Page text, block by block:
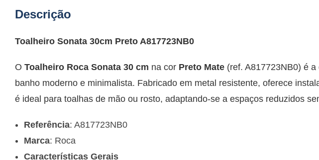
Descrição
Toalheiro Sonata 30cm Preto A817723NB0
O Toalheiro Roca Sonata 30 cm na cor Preto Mate (ref. A817723NB0) é
banho moderno e minimalista. Fabricado em metal resistente, oferece
é ideal para toalhas de mão ou rosto, adaptando-se a espaços reduzidos
Referência: A817723NB0
Marca: Roca
Características Gerais